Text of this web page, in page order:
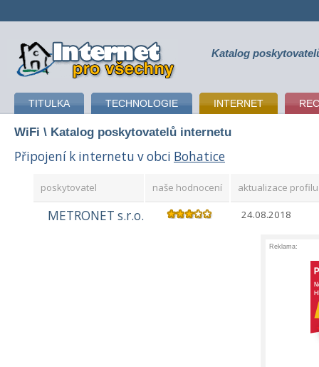
připojení k internetu Katalog
TITULKA TECHNOLOGIE INTERNET
WiFi \ Katalog poskytovatelů internetu
Připojení k internetu v obci Bohatice
poskytovatel naše hodnocení aktualizace profilu
METRONET s.r.o. 24.08.2018
Reklama: